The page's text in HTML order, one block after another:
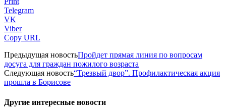
Telegram
VK
Viber
Copy URL
Предыдущая новостьПройдет прямая линия по вопросам
досуга для граждан пожилого возраста
Следующая новость“Трезвый двор”. Профилактическая акция
прошла в Борисове
Другие интересные новости